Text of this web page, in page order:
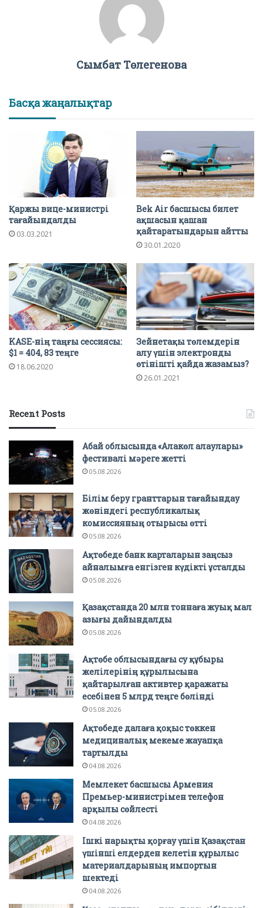
Сымбат Төлегенова
Басқа жаңалықтар
Қаржы вице-министрі
тағайындалды
03.03.2021
Bek Air басшысы билет
ақшасын қашан
қайтаратындарын айтты
30.01.2020
KASE-нің таңғы сессиясы:
$1 = 404, 83 теңге
18.06.2020
Зейнетақы төлемдерін
алу үшін электронды
өтінішті қайда жазамыз?
26.01.2021
Recent Posts
Абай облысында «Алакөл алаулары»
фестивалі мәреге жетті
05.08.2026
Білім беру гранттарын тағайындау
жөніндегі республикалық
комиссияның отырысы өтті
05.08.2026
Ақтөбеде банк карталарын заңсыз
айналымға енгізген күдікті ұсталды
05.08.2026
Қазақстанда 20 млн тоннаға жуық мал
азығы дайындалды
05.08.2026
Ақтөбе облысындағы су құбыры
желілерінің құрылысына
қайтарылған активтер қаражаты
есебінен 5 млрд теңге бөлінді
05.08.2026
Ақтөбеде далаға қоқыс төккен
медициналық мекеме жауапқа
тартылды
04.08.2026
Мемлекет басшысы Армения
Премьер-министрімен телефон
арқылы сөйлесті
04.08.2026
Ішкі нарықты қорғау үшін Қазақстан
үшінші елдерден келетін құрылыс
материалдарының импортын
шектеді
04.08.2026